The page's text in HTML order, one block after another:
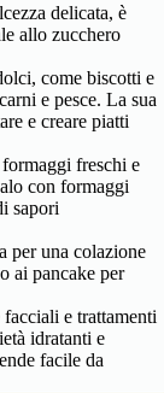
delicata, è
allo zucchero
come biscotti e
e pesce. La sua
e creare piatti
freschi e
con formaggi
sapori
per una colazione
ai pancake per
e trattamenti
idratanti e
facile da